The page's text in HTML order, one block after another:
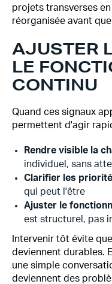
projets transverses
réorganisée avant
AJUSTER
LE
CONTINU
Quand ces signaux
permettent d'agir
Rendre visible la
individuel, sans
Clarifier les
qui peut l'être
Ajuster le
est structurel, pas
Intervenir tôt évite
deviennent durables.
une simple
deviennent des